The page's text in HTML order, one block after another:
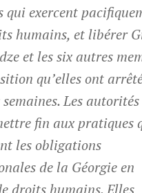
qui exercent
humains, et libérer
et les six autres
qu’elles ont
Les autorités
fin aux pratiques
les obligations
de la Géorgie en
droits humains. Elles